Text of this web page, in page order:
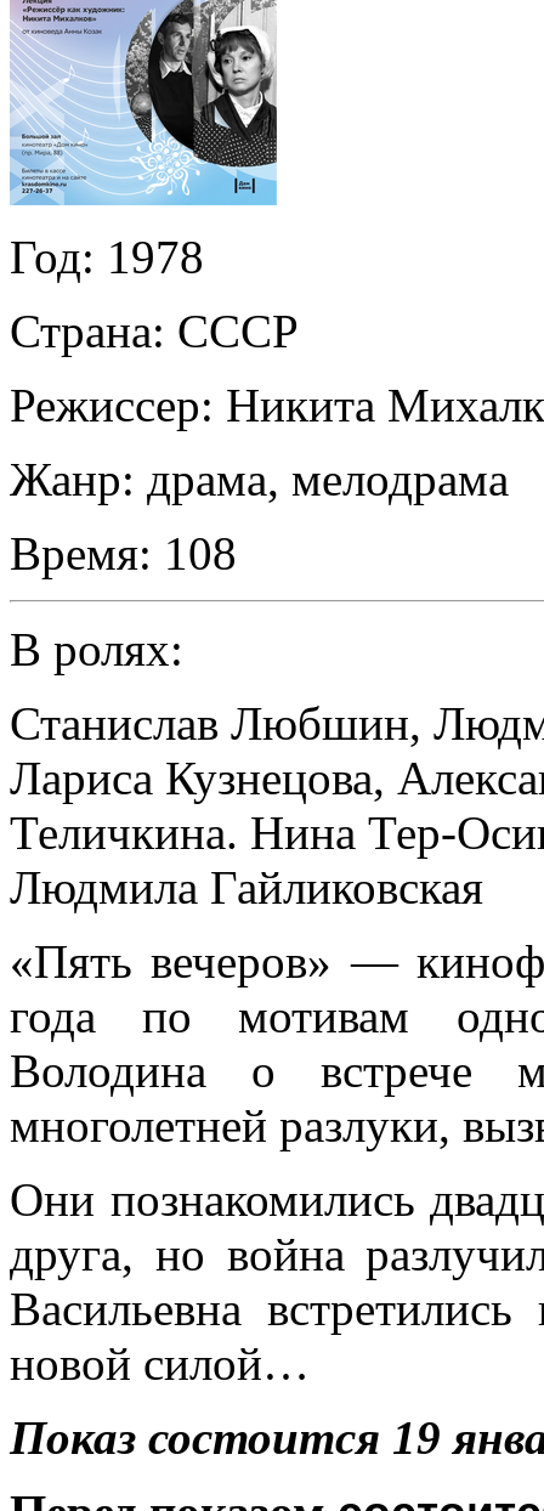
Год: 1978
Страна: СССР
Режиссер: Никита
Жанр: драма, мелодрама
Время: 108
В ролях:
Станислав Любшин,
Лариса Кузнецова,
Теличкина. Нина Тер-
Людмила Гайликовская
«Пять вечеров» —
года по мотивам
Володина о встрече
многолетней разлуки,
Они познакомились
друга, но война
Васильевна
новой силой…
Показ состоится 19